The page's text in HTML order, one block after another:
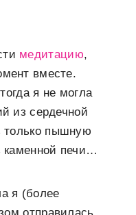
медитацию,
вместе.
я не могла
из сердечной
только пышную
каменной печи…
я (более